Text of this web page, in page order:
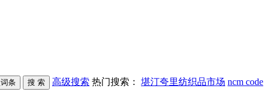
高级搜索 热门搜索： 堪汀夸里纺织品市场 ncm code